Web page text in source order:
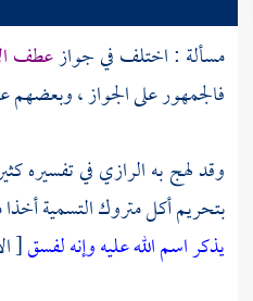
مسألة : اختلف في جوازعطف
فالجمهور على الجواز ، وبعضهم
وقد لهج به الرازي في تفسيره
بتحريم أكل متروك التسمية
يذكر اسم الله عليه وإنه لفسق[